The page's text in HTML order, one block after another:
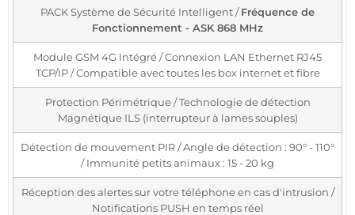
PACK Système de Sécurité Intelligent /Fréquence de
Fonctionnement - ASK 868 MHz
Module GSM 4G Intégré / Connexion LAN Ethernet RJ45
TCP/IP / Compatible avec toutes les box internet et fibre
Protection Périmétrique / Technologie de détection
Magnétique ILS (interrupteur à lames souples)
Détection de mouvement PIR / Angle de détection : 90° - 110°
/ Immunité petits animaux : 15 - 20 kg
Réception des alertes sur votre téléphone en cas d'intrusion /
Notifications PUSH en temps réel